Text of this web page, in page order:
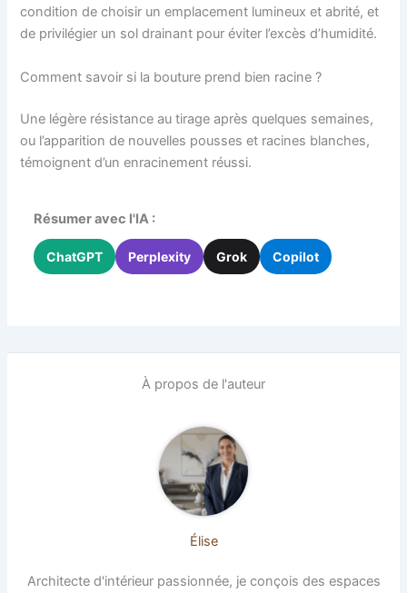
condition de choisir un emplacement lumineux et abrité, et
de privilégier un sol drainant pour éviter l’excès d’humidité.
Comment savoir si la bouture prend bien racine ?
Une légère résistance au tirage après quelques semaines,
ou l’apparition de nouvelles pousses et racines blanches,
témoignent d’un enracinement réussi.
Résumer avec l'IA :
ChatGPT Perplexity Grok Copilot
À propos de l'auteur
Élise
Architecte d'intérieur passionnée, je conçois des espaces